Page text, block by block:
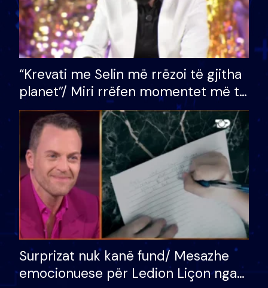
“Krevati me Selin më rrëzoi të gjitha
planet”/ Miri rrëfen momentet më të
bukura në shtëpinë e BB VIP: Do më
mungojë zilja e mëngjesit kur…
Surprizat nuk kanë fund/ Mesazhe
emocionuese për Ledion Liçon nga